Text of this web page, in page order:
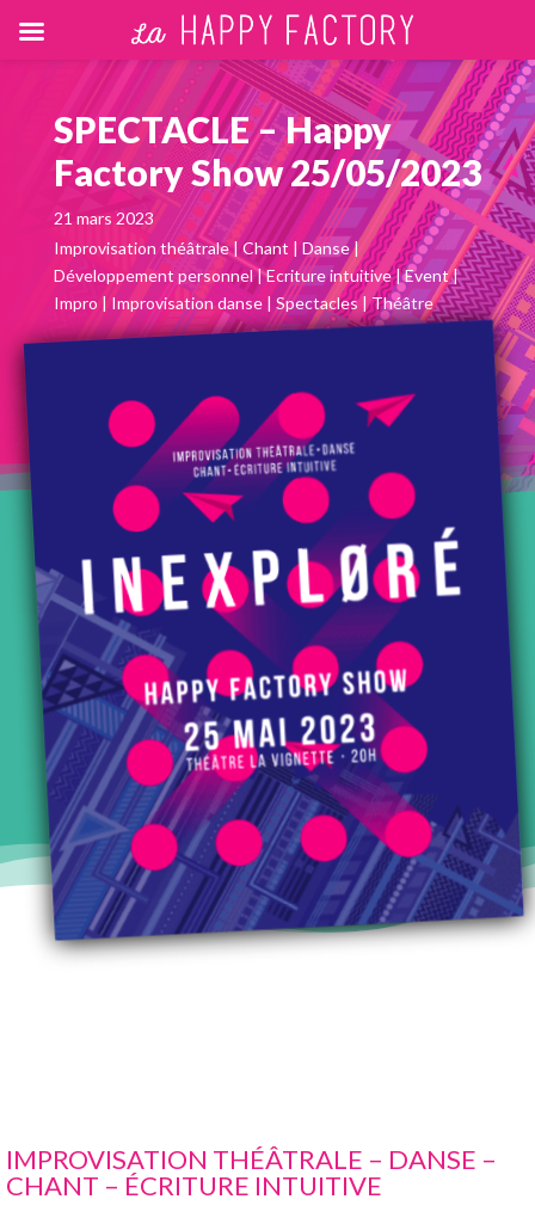
SPECTACLE – Happy
Factory Show 25/05/2023
21 mars 2023
Improvisation théâtrale| Chant |Danse|
Développement personnel|Ecriture intuitive|Event|
Impro | Improvisation danse| Spectacles|Théâtre
IMPROVISATION THÉÂTRALE – DANSE –
CHANT – ÉCRITURE INTUITIVE